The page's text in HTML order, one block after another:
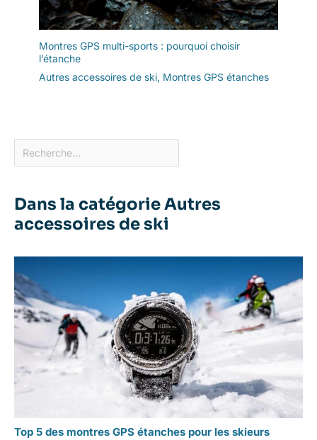
Montres GPS multi-sports : pourquoi choisir
l’étanche
Autres accessoires de ski, Montres GPS étanches
Dans la catégorie Autres
accessoires de ski
Top 5 des montres GPS étanches pour les skieurs